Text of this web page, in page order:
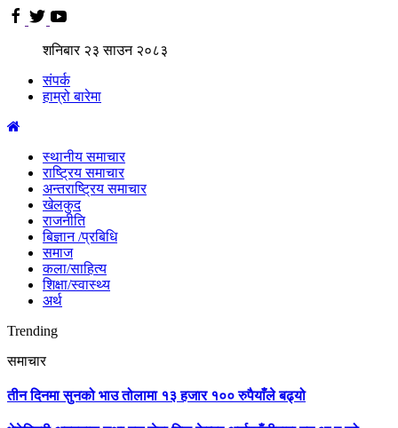
शनिबार २३साउन २०८३
संपर्क
हाम्रो बारेमा
स्थानीय समाचार
राष्ट्रिय समाचार
अन्तराष्ट्रिय समाचार
खेलकुद
राजनीति
बिज्ञान /प्रबिधि
समाज
कला/साहित्य
शिक्षा/स्वास्थ्य
अर्थ
Trending
समाचार
तीन दिनमा सुनको भाउ तोलामा १३ हजार १०० रुपैयाँले बढ्यो